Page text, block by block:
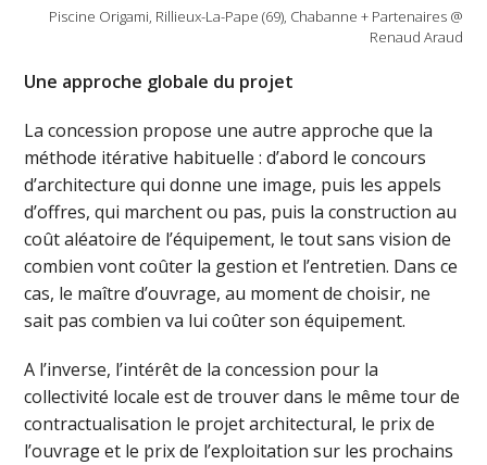
Piscine Origami, Rillieux-La-Pape (69), Chabanne + Partenaires @
Renaud Araud
Une approche globale du projet
La concession propose une autre approche que la
méthode itérative habituelle : d’abord le concours
d’architecture qui donne une image, puis les appels
d’offres, qui marchent ou pas, puis la construction au
coût aléatoire de l’équipement, le tout sans vision de
combien vont coûter la gestion et l’entretien. Dans ce
cas, le maître d’ouvrage, au moment de choisir, ne
sait pas combien va lui coûter son équipement.
A l’inverse, l’intérêt de la concession pour la
collectivité locale est de trouver dans le même tour de
contractualisation le projet architectural, le prix de
l’ouvrage et le prix de l’exploitation sur les prochains